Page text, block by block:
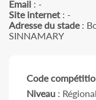
Email : -
Site internet : -
Adresse du stade:
SINNAMARY
Code
Niveau : Régional